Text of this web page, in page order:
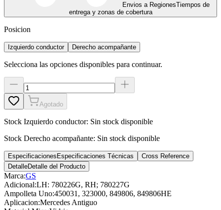
Envios a RegionesTiempos de
entrega y zonas de cobertura
Posicion
Izquierdo conductor Derecho acompañante
Selecciona las opciones disponibles para continuar.
Agotado
Stock Izquierdo conductor: Sin stock disponible
Stock Derecho acompañante: Sin stock disponible
Especificaciones Especificaciones Técnicas
Cross Reference
DetalleDetalle del Producto
Marca:GS
Adicional:LH: 780226G, RH; 780227G
Ampolleta Uno:450031, 323000, 849806, 849806HE
Aplicacion:Mercedes Antiguo